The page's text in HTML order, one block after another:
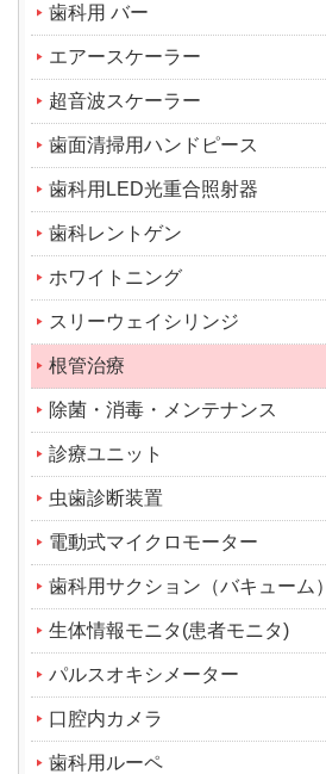
歯科用 バー
エアースケーラー
超音波スケーラー
歯面清掃用ハンドピース
歯科用LED光重合照射器
歯科レントゲン
ホワイトニング
スリーウェイシリンジ
根管治療
除菌・消毒・メンテナンス
診療ユニット
虫歯診断装置
電動式マイクロモーター
歯科用サクション（バキューム）
生体情報モニタ(患者モニタ)
パルスオキシメーター
口腔内カメラ
歯科用ルーペ